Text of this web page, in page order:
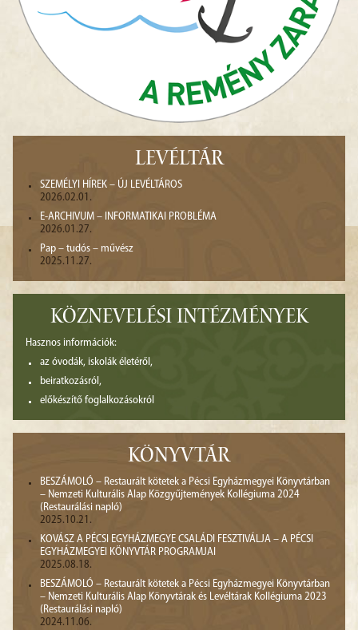
LEVÉLTÁR
SZEMÉLYI HÍREK – ÚJ LEVÉLTÁROS
2026.02.01.
E-ARCHIVUM – INFORMATIKAI PROBLÉMA
2026.01.27.
Pap – tudós – művész
2025.11.27.
KÖZNEVELÉSI INTÉZMÉNYEK
Hasznos információk:
az óvodák, iskolák életéről,
beiratkozásról,
előkészítő foglalkozásokról
KÖNYVTÁR
BESZÁMOLÓ – Restaurált kötetek a Pécsi Egyházmegyei Könyvtárban
– Nemzeti Kulturális Alap Közgyűjtemények Kollégiuma 2024
(Restaurálási napló)
2025.10.21.
KOVÁSZ A PÉCSI EGYHÁZMEGYE CSALÁDI FESZTIVÁLJA – A PÉCSI
EGYHÁZMEGYEI KÖNYVTÁR PROGRAMJAI
2025.08.18.
BESZÁMOLÓ – Restaurált kötetek a Pécsi Egyházmegyei Könyvtárban
– Nemzeti Kulturális Alap Könyvtárak és Levéltárak Kollégiuma 2023
(Restaurálási napló)
2024.11.06.